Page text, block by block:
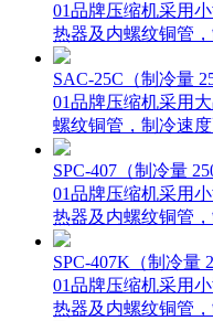
01品牌压缩机采用
热器及内螺纹铜管
SAC-25C（制冷量
01品牌压缩机采用
螺纹铜管，制冷速
SPC-407（制冷量
01品牌压缩机采用
热器及内螺纹铜管
SPC-407K（制冷量
01品牌压缩机采用
热器及内螺纹铜管